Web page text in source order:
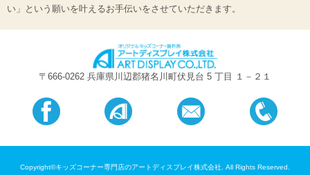
い」という願いを叶えるお手伝いをさせていただきます。
〒666-0262 兵庫県川辺郡猪名川町伏見台 5 丁目 １－２１
Copyright©キッズコーナー専門店のアートディスプレイ株式会社. All Rights Reserved.